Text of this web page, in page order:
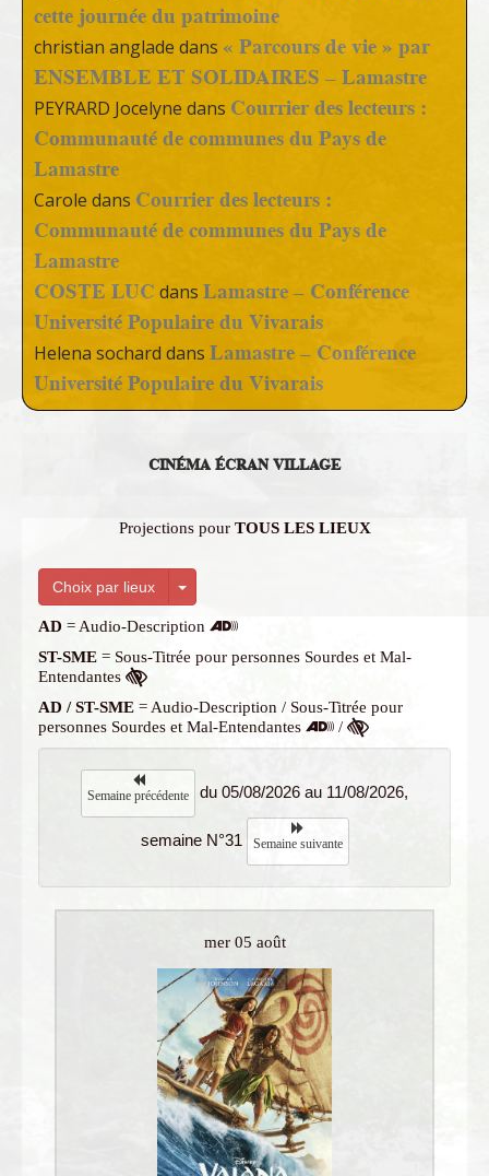
cette journée du patrimoine
christian anglade dans « Parcours de vie » par
ENSEMBLE ET SOLIDAIRES – Lamastre
PEYRARD Jocelyne dans Courrier des lecteurs :
Communauté de communes du Pays de
Lamastre
Carole dans Courrier des lecteurs :
Communauté de communes du Pays de
Lamastre
COSTE LUC dans Lamastre – Conférence
Université Populaire du Vivarais
Helena sochard dans Lamastre – Conférence
Université Populaire du Vivarais
CINÉMA ÉCRAN VILLAGE